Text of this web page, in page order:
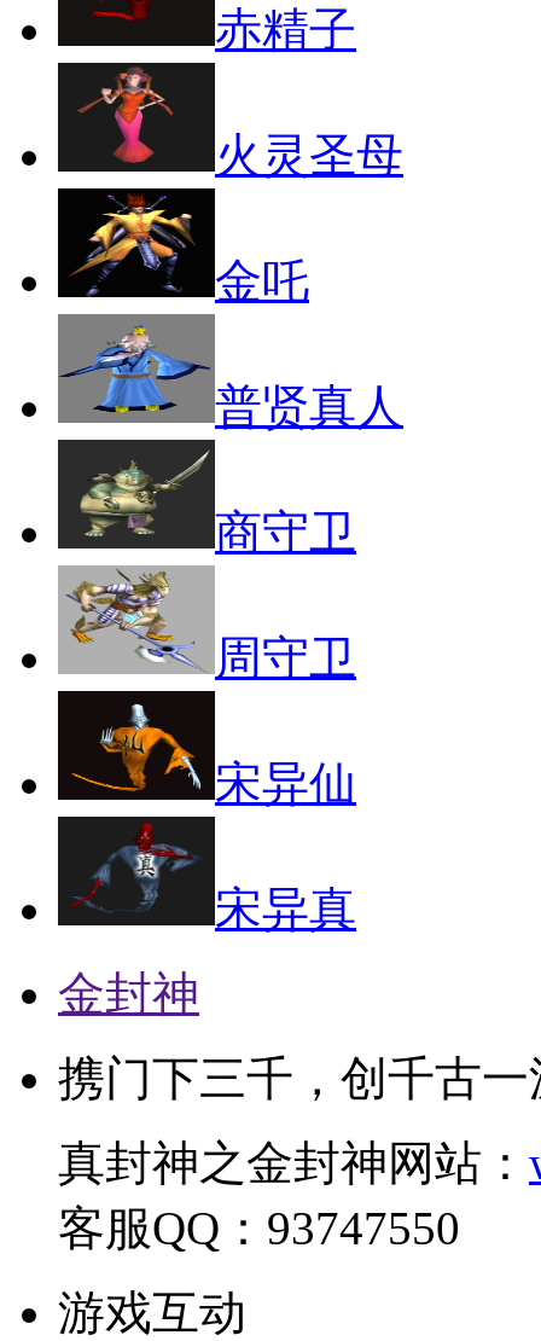
赤精子
火灵圣母
金吒
普贤真人
商守卫
周守卫
宋异仙
宋异真
金封神
携门下三千，创千古一
真封神之金封神网站：
客服QQ：93747550
游戏互动